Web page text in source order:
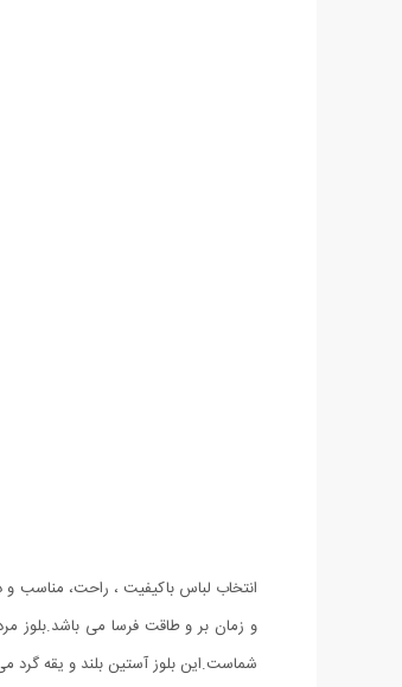
انتخاب لباس باکیفیت ، راحت، مناسب
شماست.این بلوز آستین بلند و یقه گرد